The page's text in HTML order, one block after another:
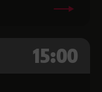
15:00